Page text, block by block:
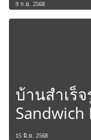
9 ก.ย. 2568
บ้านสำเร็
Sandwich
15 มิ.ย. 2568